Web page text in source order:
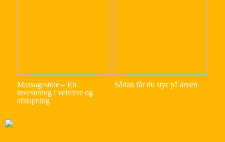
Massagestole – En
investering i velvære og
afslapning
Sådan får du styr på arven